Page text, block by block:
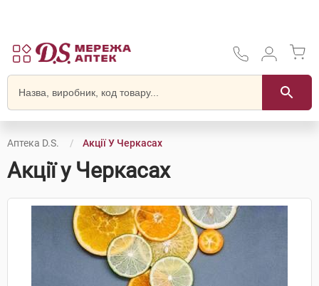
Аптека D.S. Акції У Черкасах
Акції у Черкасах